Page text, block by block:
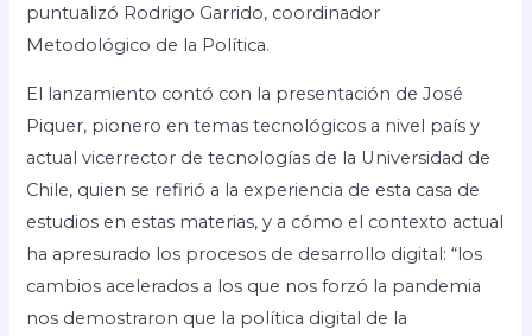
puntualizó Rodrigo Garrido, coordinador
Metodológico de la Política.
El lanzamiento contó con la presentación de José
Piquer, pionero en temas tecnológicos a nivel país y
actual vicerrector de tecnologías de la Universidad de
Chile, quien se refirió a la experiencia de esta casa de
estudios en estas materias, y a cómo el contexto actual
ha apresurado los procesos de desarrollo digital: “los
cambios acelerados a los que nos forzó la pandemia
nos demostraron que la política digital de la